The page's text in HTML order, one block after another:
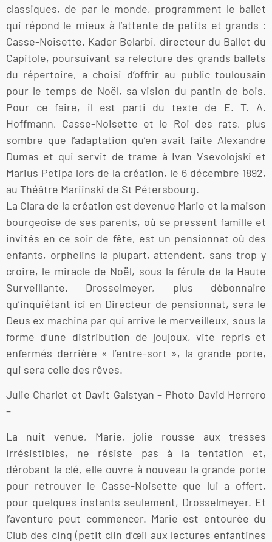
classiques, de par le monde, programment le ballet
qui répond le mieux à l’attente de petits et grands :
Casse-Noisette. Kader Belarbi, directeur du Ballet du
Capitole, poursuivant sa relecture des grands ballets
du répertoire, a choisi d’offrir au public toulousain
pour le temps de Noël, sa vision du pantin de bois.
Pour ce faire, il est parti du texte de E. T. A.
Hoffmann, Casse-Noisette et le Roi des rats, plus
sombre que l’adaptation qu’en avait faite Alexandre
Dumas et qui servit de trame à Ivan Vsevolojski et
Marius Petipa lors de la création, le 6 décembre 1892,
au Théâtre Mariinski de St Pétersbourg.
La Clara de la création est devenue Marie et la maison
bourgeoise de ses parents, où se pressent famille et
invités en ce soir de fête, est un pensionnat où des
enfants, orphelins la plupart, attendent, sans trop y
croire, le miracle de Noël, sous la férule de la Haute
Surveillante. Drosselmeyer, plus débonnaire
qu’inquiétant ici en Directeur de pensionnat, sera le
Deus ex machina par qui arrive le merveilleux, sous la
forme d’une distribution de joujoux, vite repris et
enfermés derrière « l’entre-sort », la grande porte,
qui sera celle des rêves.
Julie Charlet et Davit Galstyan – Photo David Herrero
–
La nuit venue, Marie, jolie rousse aux tresses
irrésistibles, ne résiste pas à la tentation et,
dérobant la clé, elle ouvre à nouveau la grande porte
pour retrouver le Casse-Noisette que lui a offert,
pour quelques instants seulement, Drosselmeyer. Et
l’aventure peut commencer. Marie est entourée du
Club des cinq (petit clin d’œil aux lectures enfantines